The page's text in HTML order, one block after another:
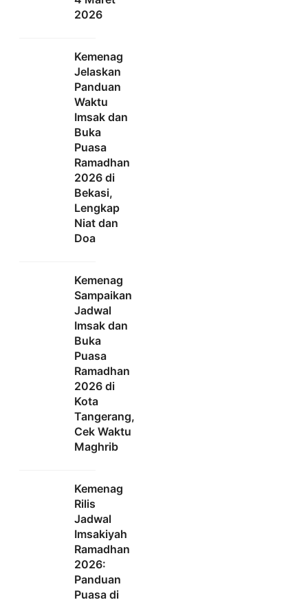
2026
Kemenag
Jelaskan
Panduan
Waktu
Imsak dan
Buka
Puasa
Ramadhan
2026 di
Bekasi,
Lengkap
Niat dan
Doa
Kemenag
Sampaikan
Jadwal
Imsak dan
Buka
Puasa
Ramadhan
2026 di
Kota
Tangerang,
Cek Waktu
Maghrib
Kemenag
Rilis
Jadwal
Imsakiyah
Ramadhan
2026:
Panduan
Puasa di